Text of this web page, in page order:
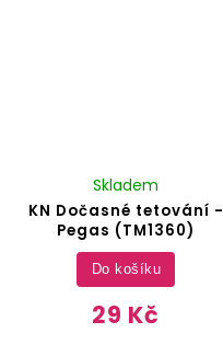
KN Dočasné tetování -
Pegas (TM1360)
Skladem
29 Kč
Do košíku